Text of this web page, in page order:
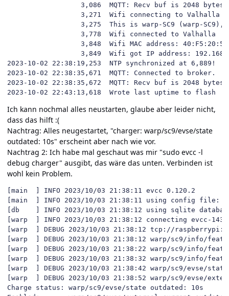
3,086  MQTT: Recv buf is 2048
                  3,271  Wifi connecting to Valhalla
3,275  This is warp-SC9 (warp-SC9),
                  3,778  Wifi connected to Valhalla
3,848  Wifi MAC address:
3,849  Wifi got IP address:
2023-10-02 22:38:19,253  NTP synchronized at 6,889!
2023-10-02 22:38:35,671  MQTT: Connected to broker.
2023-10-02 22:38:35,672  MQTT: Recv buf is 2048 bytes.
2023-10-02 22:43:13,618  Wrote last uptime to flash
Ich kann nochmal alles neustarten, glaube aber leider nicht,
dass das hilft :(
Nachtrag: Alles neugestartet, "charger: warp/sc9/evse/state
outdated: 10s" erscheint aber nach wie vor.
Nachtrag 2: Ich habe mal geschaut was mir "sudo evcc -l
debug charger" ausgibt, das wäre das unten. Verbinden ist
wohl kein Problem.
[main  ] INFO 2023/10/03 21:38:11 evcc 0.120.2
[main  ] INFO 2023/10/03 21:38:11 using config file: /
[db    ] INFO 2023/10/03 21:38:12 using sqlite
[warp  ] INFO 2023/10/03 21:38:12 connecting evcc-
[warp  ] DEBUG 2023/10/03 21:38:12 tcp://
[warp  ] DEBUG 2023/10/03 21:38:12 warp/sc9/info/
[warp  ] DEBUG 2023/10/03 21:38:22 warp/sc9/info/
[warp  ] DEBUG 2023/10/03 21:38:32 warp/sc9/info/
[warp  ] DEBUG 2023/10/03 21:38:42 warp/sc9/evse/
[warp  ] DEBUG 2023/10/03 21:38:52 warp/sc9/evse/
Charge status: warp/sc9/evse/state outdated: 10s